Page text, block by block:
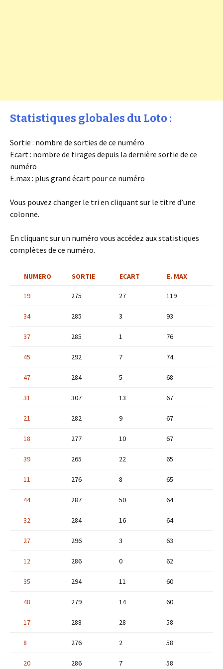
Statistiques globales du Loto :
Sortie : nombre de sorties de ce numéro
Ecart : nombre de tirages depuis la dernière sortie de ce
numéro
E.max : plus grand écart pour ce numéro
Vous pouvez changer le tri en cliquant sur le titre d’une
colonne.
En cliquant sur un numéro vous accédez aux statistiques
complètes de ce numéro.
NUMERO SORTIE ECART E. MAX
19 275 27 119
34 285 3 93
37 285 1 76
45 292 7 74
47 284 5 68
31 307 13 67
21 282 9 67
18 277 10 67
39 265 22 65
11 276 8 65
44 287 50 64
32 284 16 64
27 296 3 63
12 286 0 62
35 294 11 60
48 279 14 60
17 288 28 58
8 276 2 58
20 286 7 58